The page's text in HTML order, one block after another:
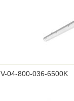
V-04-800-036-6500K